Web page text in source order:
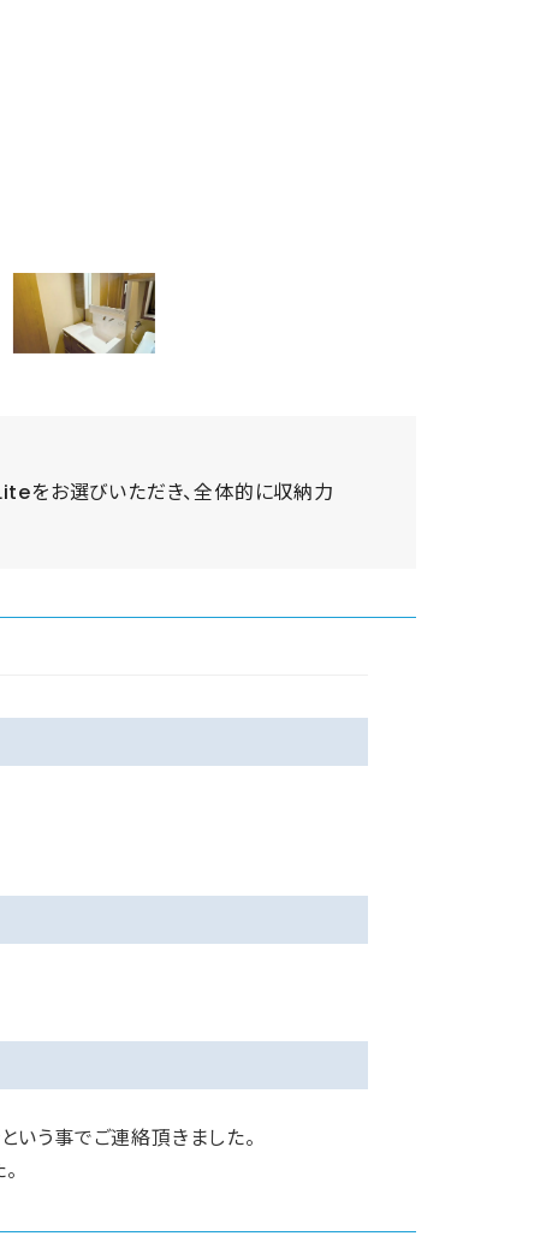
をお選びいただき、全体的に収納力
う事でご連絡頂きました。